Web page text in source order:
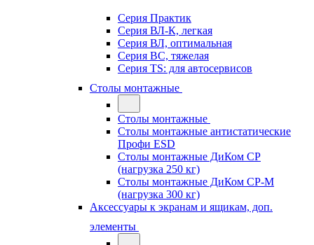
Серия Практик
Серия ВЛ-К, легкая
Серия ВЛ, оптимальная
Серия ВС, тяжелая
Серия TS: для автосервисов
Столы монтажные
Столы монтажные
Столы монтажные антистатические
Профи ESD
Столы монтажные ДиКом СР
(нагрузка 250 кг)
Столы монтажные ДиКом СР-М
(нагрузка 300 кг)
Аксессуары к экранам и ящикам, доп.
элементы